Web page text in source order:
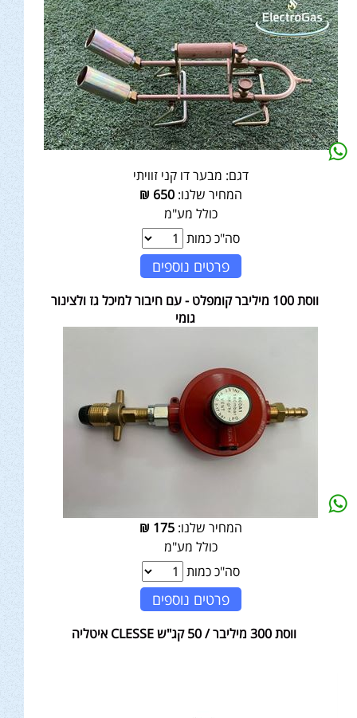
דגם: מבער דו קני זוויתי
המחיר שלנו:650
₪
כולל מע"מ
סה"כ כמות
פרטים נוספים
ווסת 100 מיליבר קומפלט - עם חיבור למיכל גז ולצינור
גומי
המחיר שלנו:175
₪
כולל מע"מ
סה"כ כמות
פרטים נוספים
ווסת 300 מיליבר / 50 קג"ש CLESSE איטליה